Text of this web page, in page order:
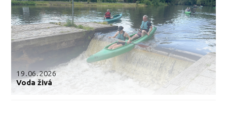
19.06.2026
Voda živá